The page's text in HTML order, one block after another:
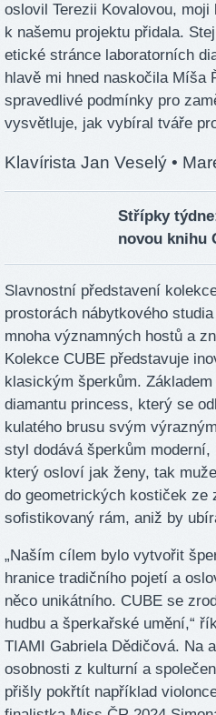
oslovil Terezii Kovalovou,
k našemu projektu přidala.
etické stránce laboratorních
hlavě mi hned naskočila Míša
spravedlivé podmínky pro
vysvětluje, jak vybíral tváře
Klavírista Jan Veselý •
Střípky
novou knihu
Slavnostní představení
prostorách nábytkového
mnoha významných hostů a
Kolekce CUBE představuje
klasickým šperkům.
diamantu princess, který se
kulatého brusu svým
styl dodává šperkům
který osloví jak ženy, tak
do geometrických kostiček ze
sofistikovaný rám, aniž by
„Naším cílem bylo vytvořit
hranice tradičního pojetí a
něco unikátního. CUBE se
hudbu a šperkařské umění,“
TIAMI Gabriela Dědičová. Na
osobnosti z kulturní a
přišly pokřtít například